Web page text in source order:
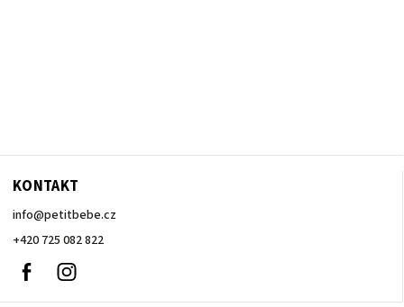
KONTAKT
info@petitbebe.cz
+420 725 082 822
Facebook